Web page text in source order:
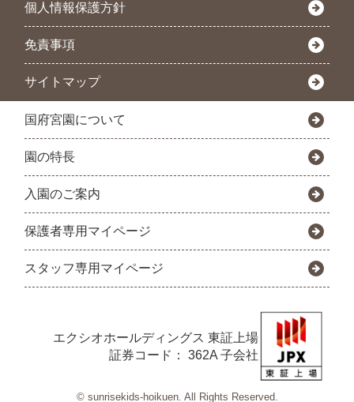
個人情報保護方針
免責事項
サイトマップ
国府宮園について
園の特長
入園のご案内
保護者専用マイページ
スタッフ専用マイページ
エクシオホールディングス 東証上場
証券コード： 362A 子会社
© sunrisekids-hoikuen. All Rights Reserved.